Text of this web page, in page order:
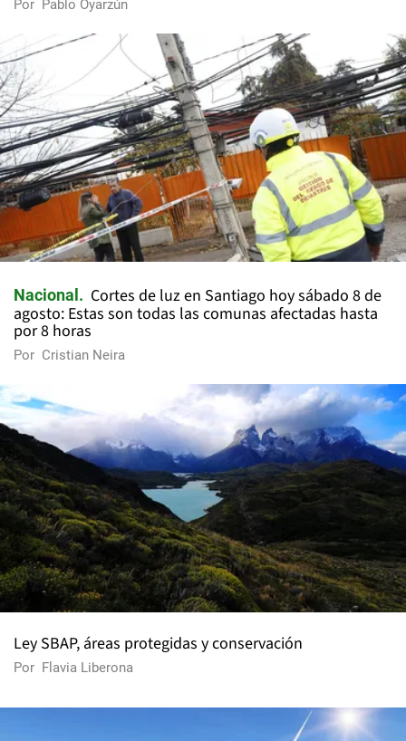
Por Pablo Oyarzún
Nacional
Cortes de luz en Santiago hoy sábado 8 de
agosto: Estas son todas las comunas afectadas hasta
por 8 horas
Por Cristian Neira
Ley SBAP, áreas protegidas y conservación
Por Flavia Liberona